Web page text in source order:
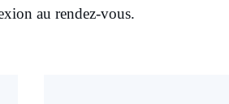
au rendez-vous.